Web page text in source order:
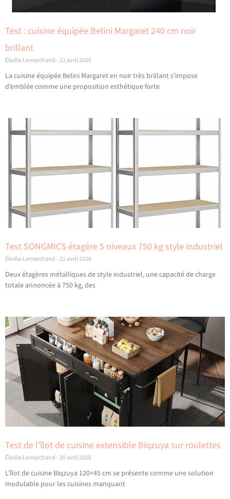
Test : cuisine équipée Belini Margaret 240 cm noir
brillant
Élodie Lemarchand 21 avril 2026
La cuisine équipée Belini Margaret en noir très brillant s’impose
d’emblée comme une proposition esthétique forte
Test SONGMICS étagère 5 niveaux 750 kg style industriel
Élodie Lemarchand 21 avril 2026
Deux étagères métalliques de style industriel, une capacité de charge
totale annoncée à 750 kg, des
Test de l’îlot de cuisine extensible Biqzuya sur roulettes
Élodie Lemarchand 20 avril 2026
L’îlot de cuisine Biqzuya 120×45 cm se présente comme une solution
modulable pour les cuisines manquant